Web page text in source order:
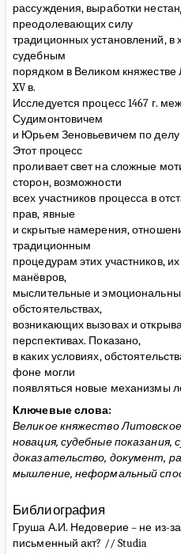
рассуждения, выработки
преодолевающих силу
традиционных установлений,
судебным
порядком в Великом княжестве
XV в.
Исследуется процесс 1467 г.
Судимонтовичем
и Юрьем Зеновьевичем по
Этот процесс
проливает свет на сложные
сторон, возможности
всех участников процесса в
прав, явные
и скрытые намерения,
традиционным
процедурам этих участников,
манёвров,
мыслительные и
обстоятельствах,
возникающих вызовах и
перспективах. Показано,
в каких условиях,
фоне могли
появляться новые механизмы
Ключевые слова:
Великое княжество
новация, судебные показания,
доказательство, документ,
мышление, неформальный
Библиография
Груша А.И. Недоверие – не из-
письменный акт? // Studia